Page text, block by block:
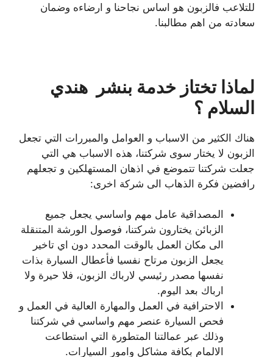
للتلاعب فالزبون هو اساس نجاحنا و ارضاءه وضمان
سعادته من اهم مطالبنا.
لماذا تختاز خدمة بنشر هندي
السلام ؟
هناك الكثير من الاسباب و العوامل والمبررات التي تجعل
الزبون لا يختار سوى شركتنا، هذه الاسباب هي التي
جعلت شركتنا تتموضع في اذهان المستهلكين و تجعلهم
رافضين فكرة الذهاب الى شركة اخرى:
المصداقية عامل مهم واساسي يجعل جميع
الزبائن يختارون شركتنا، فوصول الورشة المتنقلة
الى مكان العمل بالوقت المحدد دون اي تاخير
يجعل الزبون مرتاح نفسيا فأعطال السيارة بذات
نفسها مصدر رئيسي لارباك الزبون، فلا حيرة ولا
ارباك بعد اليوم.
الاحترافية في العمل والمهارة العالية في العمل و
فحص السيارة عنصر مهم واساسي في شركتنا
وذلك عبر عمالتنا المتطورة التي استطاعت
الالمام بكافة مشاكل وامور السيارات.